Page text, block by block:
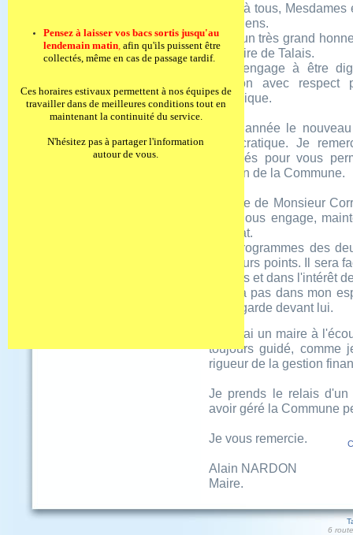
Merci à tous,
Talaisiens.
C'est un très grand
de Maire de Talais.
Je m'engage à être
fonction avec
république.
Cette année le
démocratique. Je
engagés pour vous
gestion de la Commune.
La liste de Monsieur
cela nous engage,
résultat.
Les programmes des
plusieurs points. Il sera
de tous et dans l'intérêt
Il n'y a pas dans mon
qui regarde devant lui.
Je serai un maire à
toujours guidé, comme
rigueur de la gestion
Je prends le relais d'un
avoir géré la Commune
Je vous remercie.
Alain NARDON
Maire.
Commune
Services
Tourisme
Mairie Virtuelle
Liens Utiles
Festivités
6
Pensez à laisser vos bacs sortis jusqu'au
lendemain matin, afin qu'ils puissent être
collectés, même en cas de passage tardif.
Ces horaires estivaux permettent à nos équipes de
travailler dans de meilleures conditions tout en
maintenant la continuité du service.
N'hésitez pas à partager l'information
autour de vous.